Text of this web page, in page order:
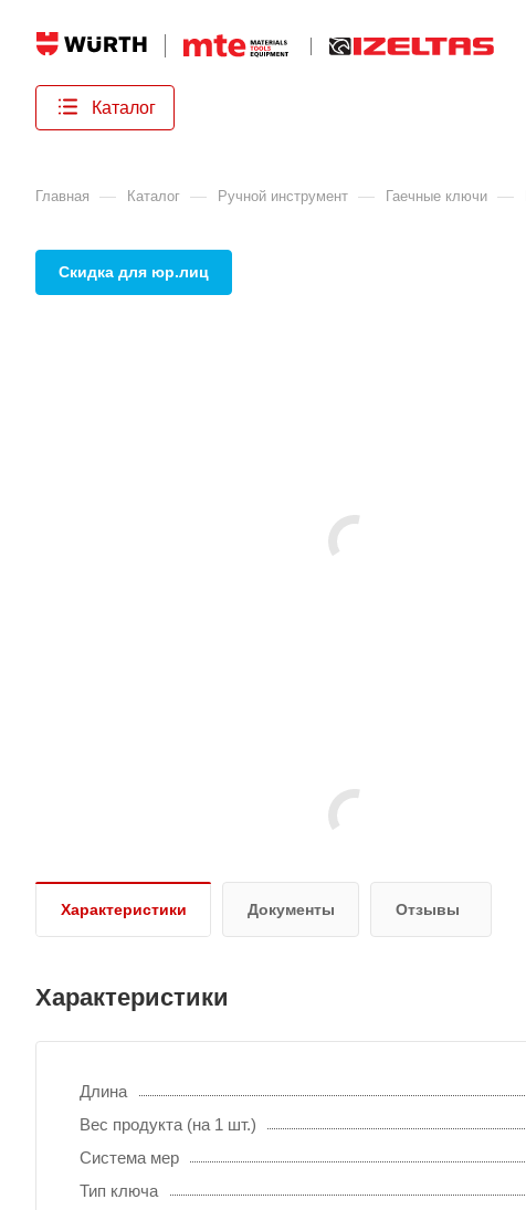
Каталог
Главная — Каталог — Ручной инструмент — Гаечные ключи —
Скидка для юр.лиц
Характеристики Документы Отзывы
Характеристики
Длина
Вес продукта (на 1 шт.)
Система мер
Тип ключа